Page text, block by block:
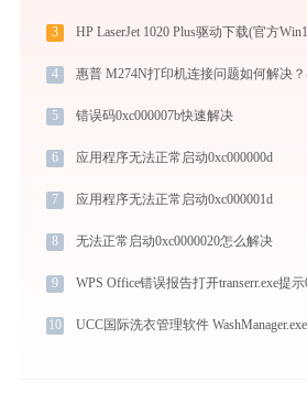
3 HP LaserJet 1020 Plus驱动下载(官方
4 惠普 M274N打印机连接问题如何解决
5 错误码0xc000007b快速解决
6 应用程序无法正常启动0xc000000d
7 应用程序无法正常启动0xc000001d
8 无法正常启动0xc0000020怎么解决
9
10